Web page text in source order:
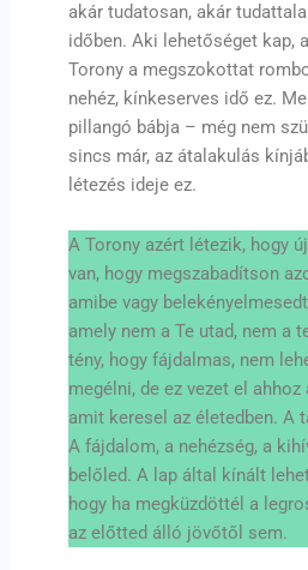
akár tudatosan, akár
időben. Aki lehetőséget kap,
Torony a megszokottat
nehéz, kínkeserves idő ez.
pillangó bábja – még nem
sincs már, az átalakulás
létezés ideje ez.
A Torony azért létezik, hogy
van, hogy megszabadítson
amibe vagy
amely nem a Te utad, nem a
tény, hogy fájdalmas, nem
megélni, de ez vezet el
amit keresel az életedben. A
A fájdalom, a nehézség, a
belőled. A lap által kínált
hogy ha megküzdöttél a
az előtted álló jövőtől sem.